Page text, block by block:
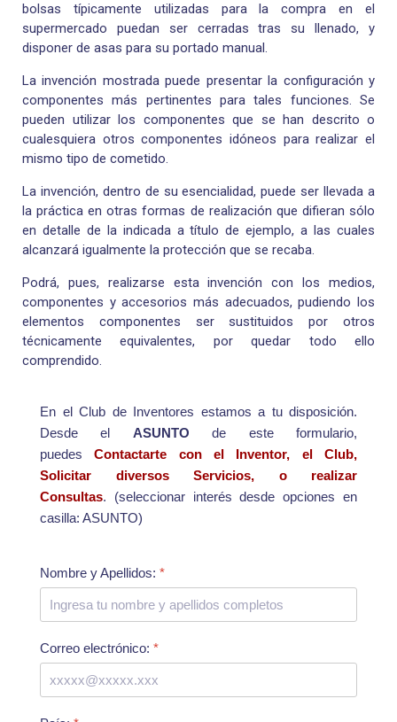
bolsas típicamente utilizadas para la compra en el
supermercado puedan ser cerradas tras su llenado, y
disponer de asas para su portado manual.
La invención mostrada puede presentar la configuración y
componentes más pertinentes para tales funciones. Se
pueden utilizar los componentes que se han descrito o
cualesquiera otros componentes idóneos para realizar el
mismo tipo de cometido.
La invención, dentro de su esencialidad, puede ser llevada a
la práctica en otras formas de realización que difieran sólo
en detalle de la indicada a título de ejemplo, a las cuales
alcanzará igualmente la protección que se recaba.
Podrá, pues, realizarse esta invención con los medios,
componentes y accesorios más adecuados, pudiendo los
elementos componentes ser sustituidos por otros
técnicamente equivalentes, por quedar todo ello
comprendido.
En el Club de Inventores estamos a tu disposición.
Desde el ASUNTO de este formulario,
puedesContactarte con el Inventor, el Club,
Solicitar diversos Servicios, o realizar
Consultas. (seleccionar interés desde opciones en
casilla: ASUNTO)
Nombre y Apellidos: *
Correo electrónico: *